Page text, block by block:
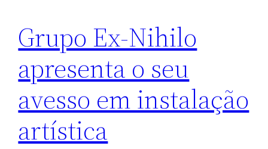
Grupo Ex-Nihilo
apresenta o seu
avesso em instalação
artística